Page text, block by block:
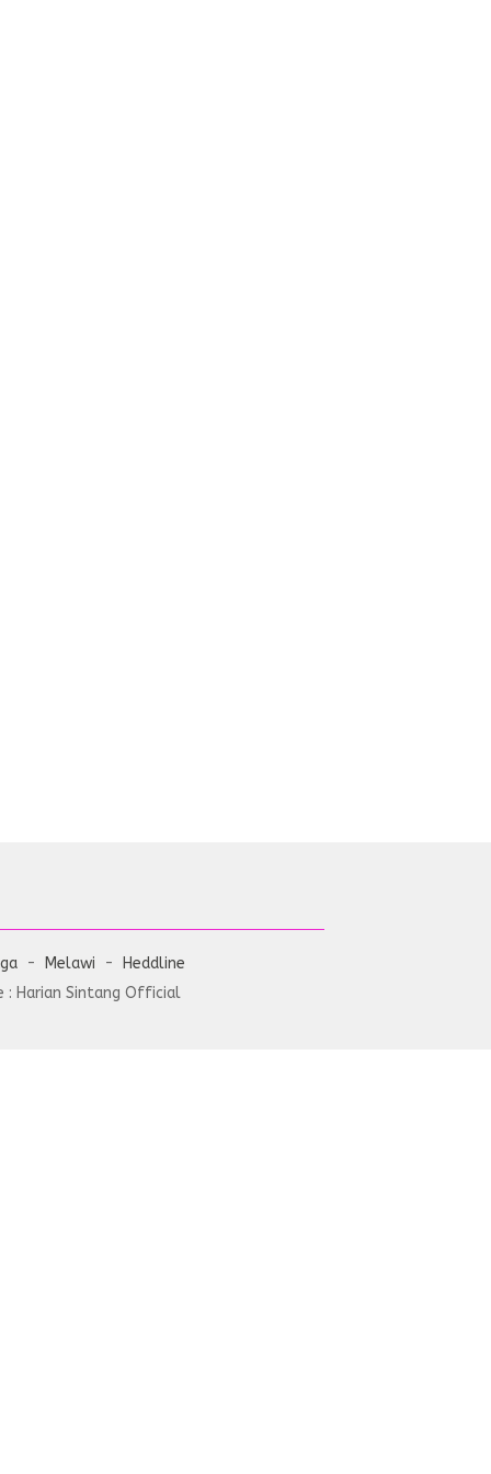
Melawi
Heddline
: Harian Sintang Official